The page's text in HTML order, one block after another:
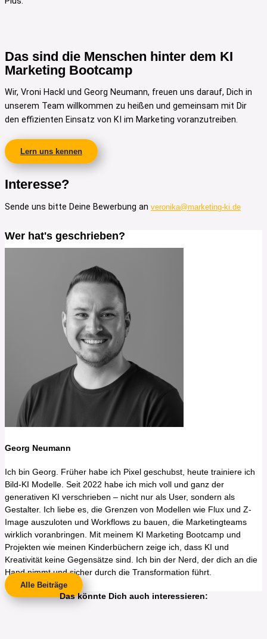
Das sind die Menschen hinter dem KI
Marketing Bootcamp
Wir, Vroni Hackl und Georg Neumann, freuen uns darauf, Dich in
unserem Team willkommen zu heißen und gemeinsam mit Dir
den effizienten Einsatz von KI im Marketing voranzutreiben.
Lern uns kennen
Interesse?
Sende uns bitte Deine Bewerbung an veronika@marketing-ki.de
Wer hat's geschrieben?
Georg Neumann
Ich bin Georg. Früher habe ich Pixel geschubst, heute trainiere ich
Bild-KI Modelle. Seit 2022 habe ich mich voll und ganz der
generativen KI verschrieben – nicht nur als User, sondern als
Gestalter. Ich liebe es, die Grenzen von Modellen wie Flux und Z-
Image auszuloten und Workflows zu bauen, die Marketingteams
wirklich voranbringen. Mit meinem KI Marketing Bootcamp und
Projekten wie meinen Kinderbüchern zeige ich, dass KI und
Kreativität keine Gegensätze sind. Ich bin der Nerd, der dich an die
Hand nimmt und sicher durch die Transformation führt.
Alle Beiträge
Das könnte Dich auch interessieren: